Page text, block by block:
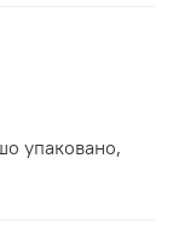
упаковано,